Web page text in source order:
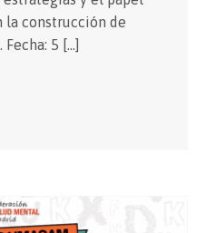
la construcción de
5 […]